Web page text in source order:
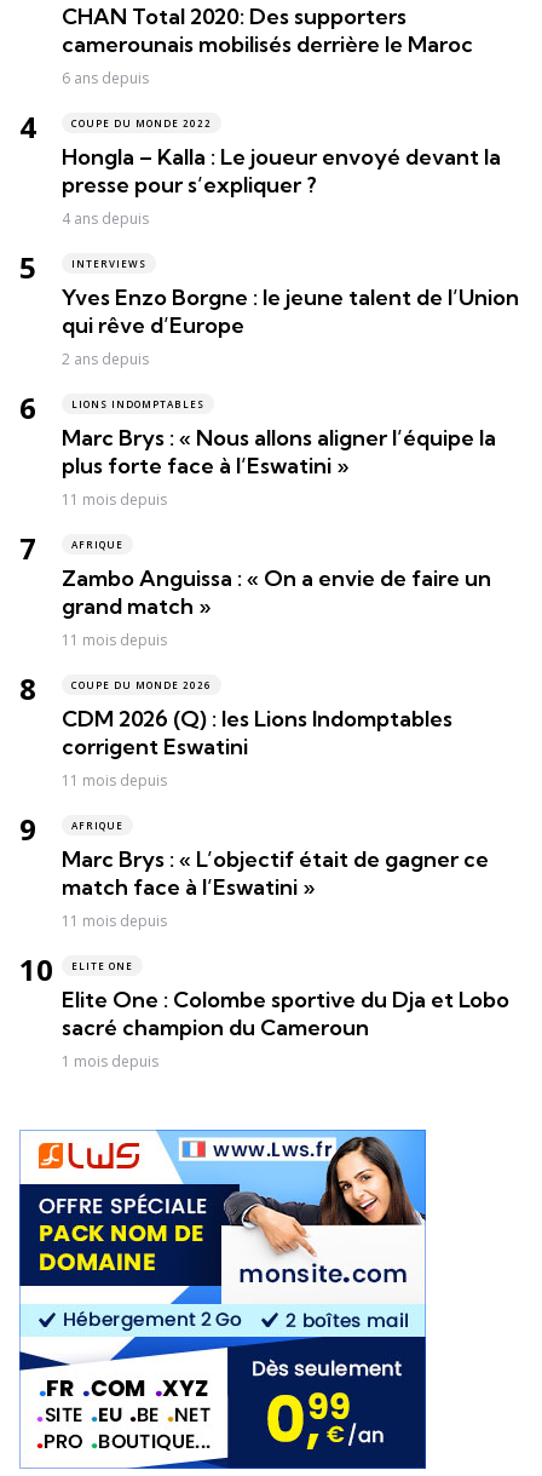
CHAN Total 2020: Des supporters
camerounais mobilisés derrière le Maroc
6 ans depuis
COUPE DU MONDE 2022
Hongla – Kalla : Le joueur envoyé devant la
presse pour s’expliquer ?
4 ans depuis
INTERVIEWS
Yves Enzo Borgne : le jeune talent de l’Union
qui rêve d’Europe
2 ans depuis
LIONS INDOMPTABLES
Marc Brys : « Nous allons aligner l’équipe la
plus forte face à l’Eswatini »
11 mois depuis
AFRIQUE
Zambo Anguissa : « On a envie de faire un
grand match »
11 mois depuis
COUPE DU MONDE 2026
CDM 2026 (Q) : les Lions Indomptables
corrigent Eswatini
11 mois depuis
AFRIQUE
Marc Brys : « L’objectif était de gagner ce
match face à l’Eswatini »
11 mois depuis
ELITE ONE
Elite One : Colombe sportive du Dja et Lobo
sacré champion du Cameroun
1 mois depuis